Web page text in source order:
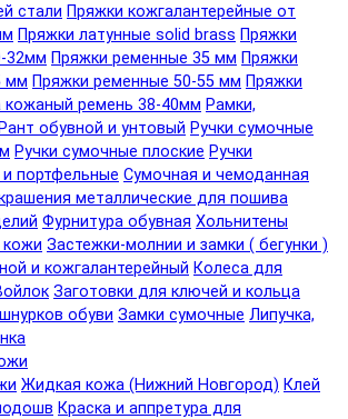
стали Пряжки кожгалантерейные от
Пряжки латунные solid brass Пряжки
32мм Пряжки ременные 35 мм Пряжки
мм Пряжки ременные 50-55 мм Пряжки
кожаный ремень 38-40мм Рамки,
Рант обувной и унтовый Ручки сумочные
Ручки сумочные плоские Ручки
портфельные Сумочная и чемоданная
металлические для пошива
Фурнитура обувная Хольнитены
кожи Застежки-молнии и замки ( бегунки )
и кожгалантерейный Колеса для
Заготовки для ключей и кольца
обуви Замки сумочные Липучка,
Жидкая кожа (Нижний Новгород) Клей
Краска и аппретура для